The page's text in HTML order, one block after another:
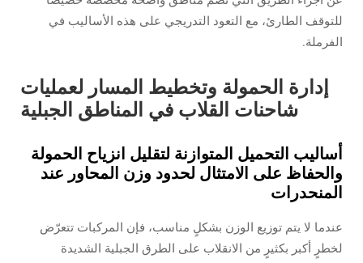
للتوقف الطارئ، مع التعود التدريجي على هذه الأساليب في
الفرملة.
إدارة الحمولة وتخطيط المسار لعمليات
شاحنات القلاب في المناطق الجبلية
أساليب التحميل المتوازنة لتقليل انزياح الحمولة
والحفاظ على الامتثال لحدود وزن المحاور عند
المنحدرات
عندما لا يتم توزيع الوزن بشكلٍ مناسب، فإن المركبات تتعرّض
لخطرٍ أكبر بكثيرٍ من الانقلاب على الطرق الجبلية الشديدة